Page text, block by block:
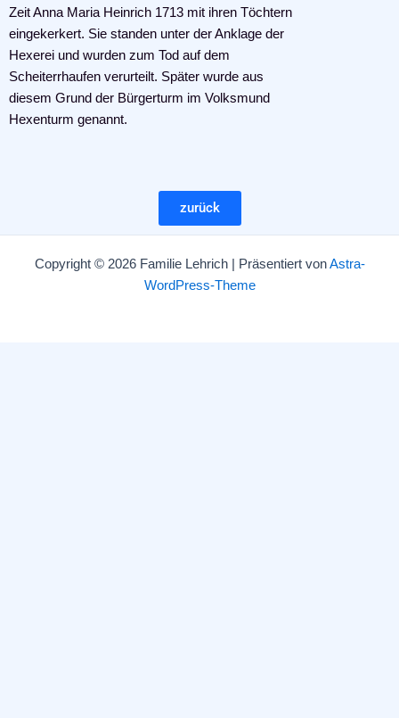
Zeit Anna Maria Heinrich 1713 mit ihren Töchtern
eingekerkert. Sie standen unter der Anklage der
Hexerei und wurden zum Tod auf dem
Scheiterrhaufen verurteilt. Später wurde aus
diesem Grund der Bürgerturm im Volksmund
Hexenturm genannt.
zurück
Copyright © 2026 Familie Lehrich | Präsentiert vonAstra-
WordPress-Theme